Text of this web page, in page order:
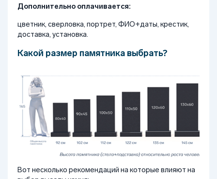
Дополнительно оплачивается:
цветник, сверловка, портрет, ФИО+даты, крестик,
доставка, установка.
Какой размер памятника выбрать?
Вот несколько рекомендаций на которые влияют на